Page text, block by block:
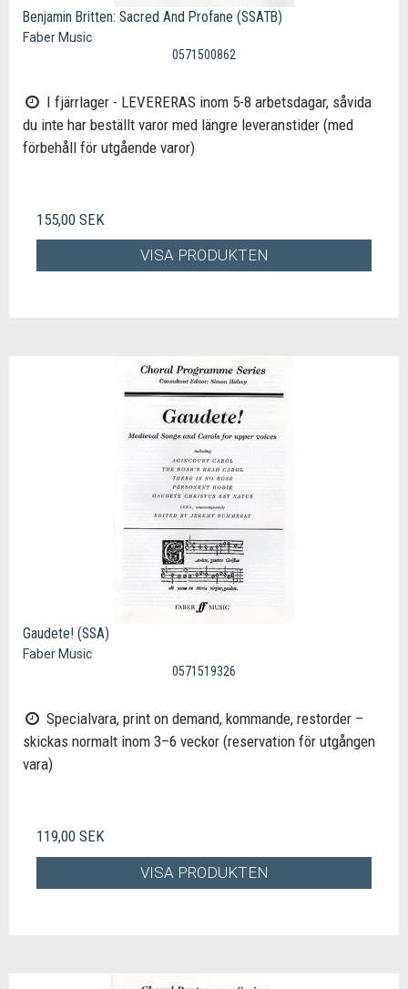
Benjamin Britten: Sacred And Profane (SSATB)
Faber Music
0571500862
I fjärrlager - LEVERERAS inom 5-8 arbetsdagar, såvida
du inte har beställt varor med längre leveranstider (med
förbehåll för utgående varor)
155,00 SEK
VISA PRODUKTEN
Gaudete! (SSA)
Faber Music
0571519326
Specialvara, print on demand, kommande, restorder –
skickas normalt inom 3–6 veckor (reservation för utgången
vara)
119,00 SEK
VISA PRODUKTEN